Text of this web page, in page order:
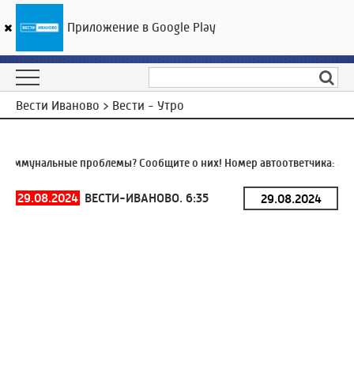
ГТРК «Ивтелерадио»
Вести Иваново > Вести - Утро
проблемы? Сообщите о них! Номер автоответчика:8
29.08.2024 ВЕСТИ-ИВАНОВО. 6:35
Приложение в Google Play